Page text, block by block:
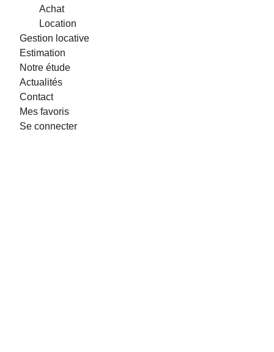
Achat
Location
Gestion locative
Estimation
Notre étude
Actualités
Contact
Mes favoris
Se connecter